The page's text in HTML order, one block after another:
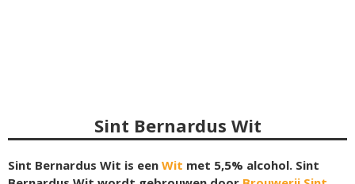
Sint Bernardus Wit
Sint Bernardus Wit is een Wit met 5,5% alcohol. Sint